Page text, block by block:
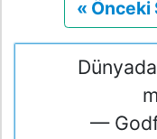
« Önceki
—